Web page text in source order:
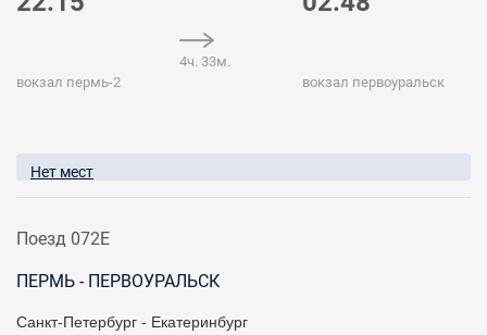
вокзал пермь-2
4ч. 33м.
вокзал первоуральск
Нет мест
Поезд 072Е
ПЕРМЬ - ПЕРВОУРАЛЬСК
Санкт-Петербург - Екатеринбург